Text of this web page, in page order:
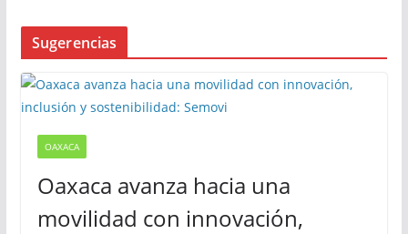
Sugerencias
OAXACA
Oaxaca avanza hacia una
movilidad con innovación,